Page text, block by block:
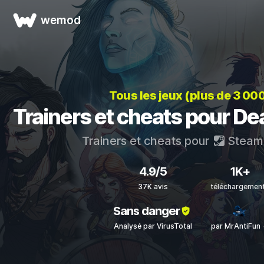
wemod
Tous les jeux (plus de 3
Trainers et cheats pour
Trainers et cheats pour Steam
4.9/5
37K avis
1K+
Sans danger
Analysé par VirusTotal par MrAntiFun